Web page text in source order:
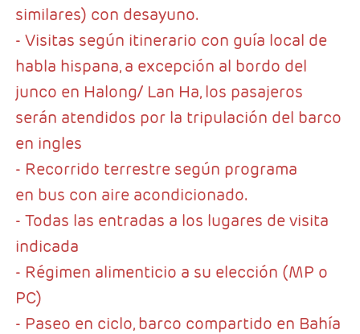
similares) con desayuno.
- Visitas según itinerario con guía local de
habla hispana, a excepción al bordo del
junco en Halong/ Lan Ha, los pasajeros
serán atendidos por la tripulación del barco
en ingles
- Recorrido terrestre según programa
en bus con aire acondicionado.
- Todas las entradas a los lugares de visita
indicada
- Régimen alimenticio a su elección (MP o
PC)
- Paseo en ciclo, barco compartido en Bahía